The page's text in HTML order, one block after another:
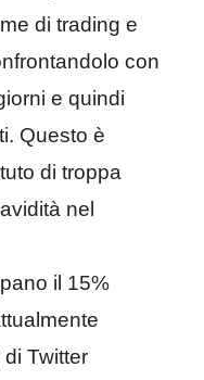
di trading e
con
e quindi
Questo è
di troppa
nel
il 15%
Twitter